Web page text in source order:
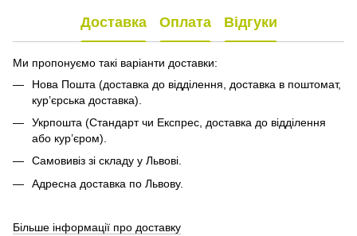
Доставка Оплата Відгуки
Ми пропонуємо такі варіанти доставки:
Нова Пошта (доставка до відділення, доставка в поштомат,
кур’єрська доставка).
Укрпошта (Стандарт чи Експрес, доставка до відділення
або кур’єром).
Самовивіз зі складу у Львові.
Адресна доставка по Львову.
Більше інформації про доставку